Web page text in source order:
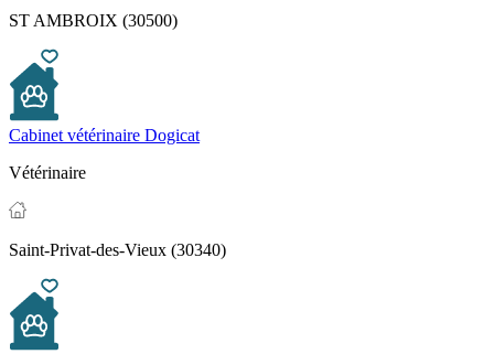
ST AMBROIX (30500)
Cabinet vétérinaire Dogicat
Vétérinaire
Saint-Privat-des-Vieux (30340)